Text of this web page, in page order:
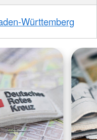
Württemberg